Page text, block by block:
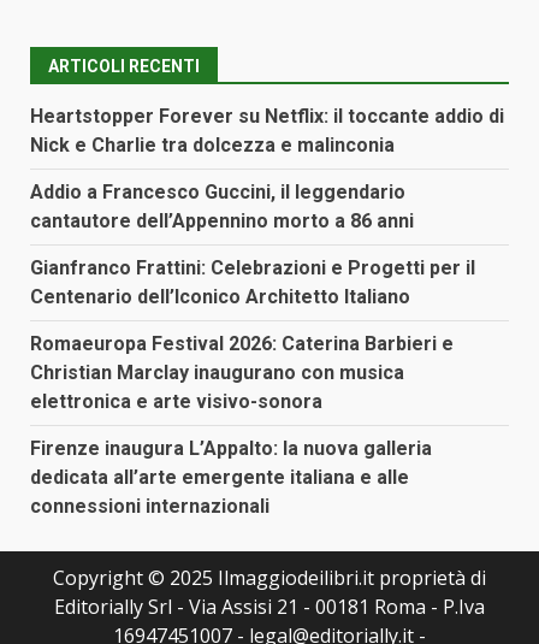
ARTICOLI RECENTI
Heartstopper Forever su Netflix: il toccante addio di
Nick e Charlie tra dolcezza e malinconia
Addio a Francesco Guccini, il leggendario
cantautore dell’Appennino morto a 86 anni
Gianfranco Frattini: Celebrazioni e Progetti per il
Centenario dell’Iconico Architetto Italiano
Romaeuropa Festival 2026: Caterina Barbieri e
Christian Marclay inaugurano con musica
elettronica e arte visivo-sonora
Firenze inaugura L’Appalto: la nuova galleria
dedicata all’arte emergente italiana e alle
connessioni internazionali
Copyright © 2025 Ilmaggiodeilibri.it proprietà di
Editorially Srl - Via Assisi 21 - 00181 Roma - P.Iva
16947451007 - legal@editorially.it -